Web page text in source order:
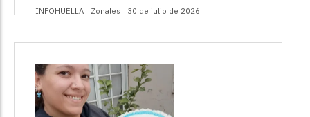
INFOHUELLA Zonales 30 de julio de 2026